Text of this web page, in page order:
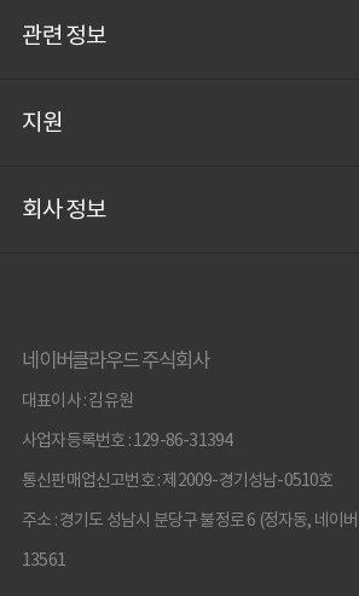
관련 정보
지원
회사 정보
네이버클라우드 주식회사
대표이사 : 김유원
사업자등록번호 : 129-86-31394
통신판매업신고번호 : 제2009-경기성남-0510호
주소 : 경기도 성남시 분당구 불정로 6 (정자동, 네이
13561